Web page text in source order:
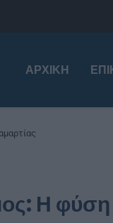
ΑΡΧΙΚΉ
Η φύση